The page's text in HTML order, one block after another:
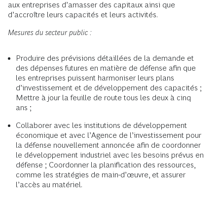
aux entreprises d’amasser des capitaux ainsi que
d’accroître leurs capacités et leurs activités.
Mesures du secteur public :
Produire des prévisions détaillées de la demande et
des dépenses futures en matière de défense afin que
les entreprises puissent harmoniser leurs plans
d’investissement et de développement des capacités ;
Mettre à jour la feuille de route tous les deux à cinq
ans ;
Collaborer avec les institutions de développement
économique et avec l’Agence de l’investissement pour
la défense nouvellement annoncée afin de coordonner
le développement industriel avec les besoins prévus en
défense ; Coordonner la planification des ressources,
comme les stratégies de main-d’œuvre, et assurer
l’accès au matériel.